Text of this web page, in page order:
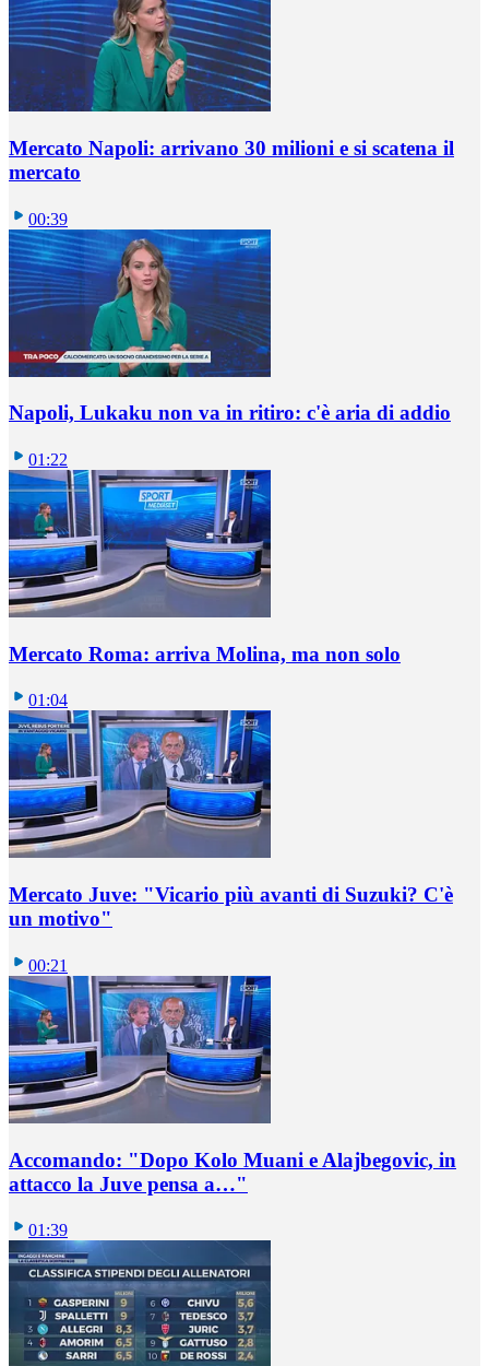
Mercato Napoli: arrivano 30 milioni e si scatena il
mercato
00:39
Napoli, Lukaku non va in ritiro: c'è aria di addio
01:22
Mercato Roma: arriva Molina, ma non solo
01:04
Mercato Juve: "Vicario più avanti di Suzuki? C'è
un motivo"
00:21
Accomando: "Dopo Kolo Muani e Alajbegovic, in
attacco la Juve pensa a…"
01:39